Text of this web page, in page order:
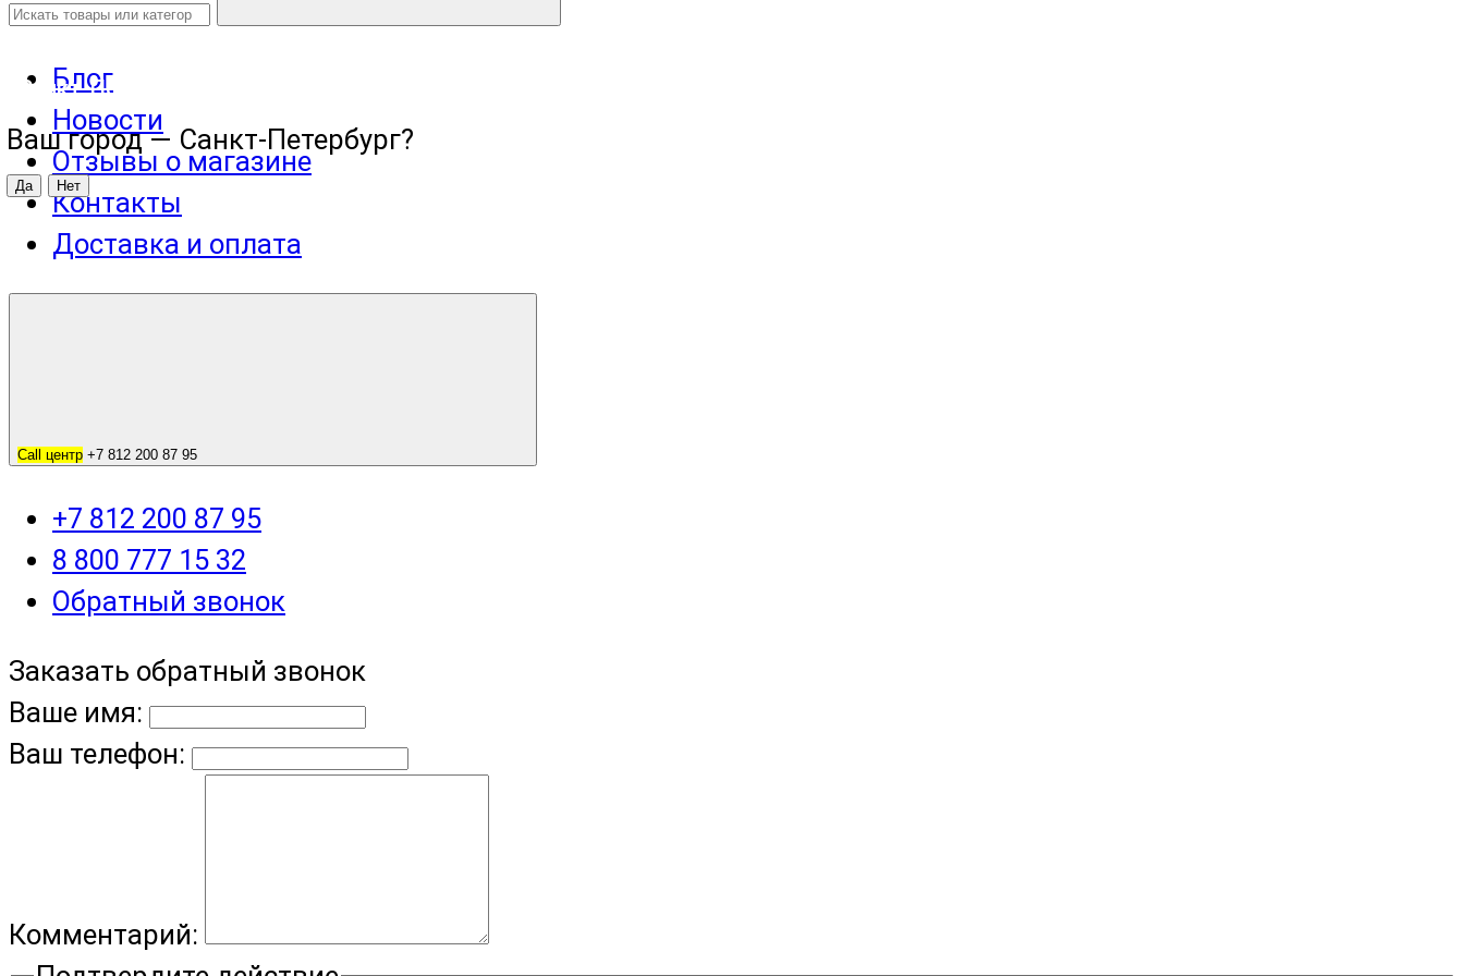
Санкт-Петербург
Ваш город — Санкт-Петербург?
Блог
Новости
Отзывы о магазине
Контакты
Доставка и оплата
Call центр +7 812 200 87 95
+7 812 200 87 95
8 800 777 15 32
Обратный звонок
Заказать обратный звонок
Ваше имя:
Ваш телефон:
Комментарий: